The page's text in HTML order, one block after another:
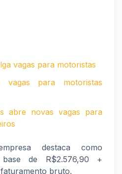
vagas para motoristas
vagas para motoristas
abre novas vagas para
destaca como
base de R$2.576,90 +
bruto.